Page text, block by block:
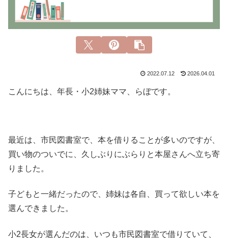
2022.07.12 2026.04.01
こんにちは、年長・小2姉妹ママ、らぼです。
最近は、市民図書室で、本を借りることが多いのですが、
買い物のついでに、久しぶりにぶらりと本屋さんへ立ち寄
りました。
子どもと一緒だったので、姉妹は各自、買って欲しい本を
選んできました。
小2長女が選んだのは、いつも市民図書室で借りていて、